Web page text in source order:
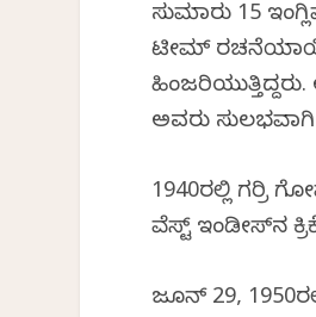
ಸುಮಾರು 15
ಟೀಮ್
ಅವರು ಸುಲಭವಾಗಿ
1940ರಲ್ಲಿ ಗರ‍್ರಿ
ವೆಸ್ಟ್ ಇಂಡೀಸ್‌ನ
ಜೂನ್ 29,